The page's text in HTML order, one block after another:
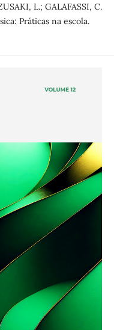
L.; GALAFASSI, C.
Práticas na escola.